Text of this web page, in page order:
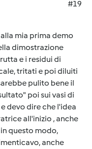
#19
mia prima demo
dimostrazione
e i residui di
tritati e poi diluiti
pulito bene il
poi sui vasi di
devo dire che l'idea
all'inizio , anche
questo modo,
anche